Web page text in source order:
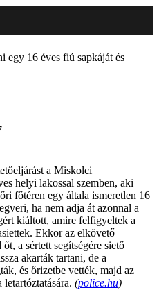
egy 16 éves fiú sapkáját és
a Miskolci
helyi lakossal szemben, aki
főtéren egy általa ismeretlen 16
ha nem adja át azonnal a
kiáltott, amire felfigyeltek a
Ekkor az elkövető
a sértett segítségére siető
akarták tartani, de a
és őrizetbe vették, majd az
letartóztatására. (police.hu)